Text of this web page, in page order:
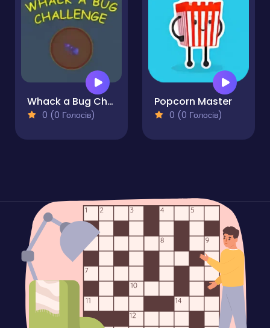
Whack a Bug Challenge
0 (0 Голосів)
Popcorn Master
0 (0 Голосів)